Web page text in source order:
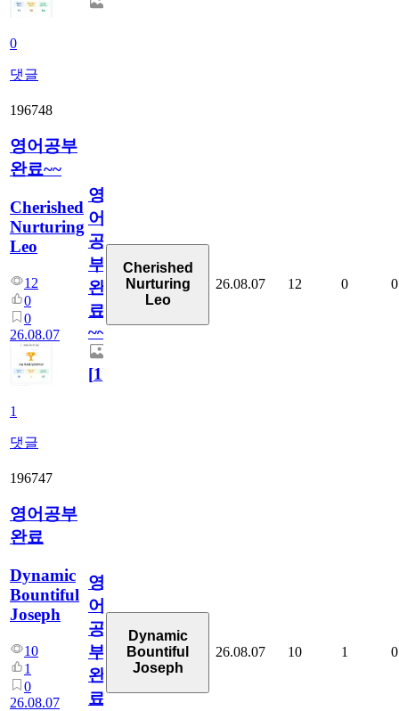
0
댓글
196748
영어공부
완료~~
Cherished
Nurturing
Leo
12
0
0
26.08.07
1
댓글
영
어
공
부
완
료
~~
[1]
Cherished
Nurturing
Leo
26.08.07 12 0 0
196747
영어공부
완료
Dynamic
Bountiful
Joseph
10
1
0
26.08.07
영
어
공
부
완
료
Dynamic
Bountiful
Joseph
26.08.07 10 1 0